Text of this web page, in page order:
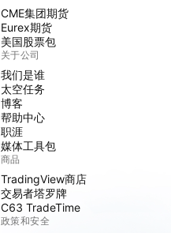
CME集团期货
Eurex期货
美国股票包
关于公司
我们是谁
太空任务
博客
帮助中心
职涯
媒体工具包
商品
TradingView商店
交易者塔罗牌
C63 TradeTime
政策和安全